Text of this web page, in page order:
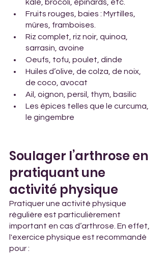
kale, brocoli, épinards, etc.
Fruits rouges, baies : Myrtilles,
mûres, framboises.
Riz complet, riz noir, quinoa,
sarrasin, avoine
Oeufs, tofu, poulet, dinde
Huiles d’olive, de colza, de noix,
de coco, avocat
Ail, oignon, persil, thym, basilic
Les épices telles que le curcuma,
le gingembre
Soulager l’arthrose en
pratiquant une
activité physique
Pratiquer une activité physique
régulière est particulièrement
important en cas d’arthrose. En effet,
l'exercice physique est recommandé
pour :